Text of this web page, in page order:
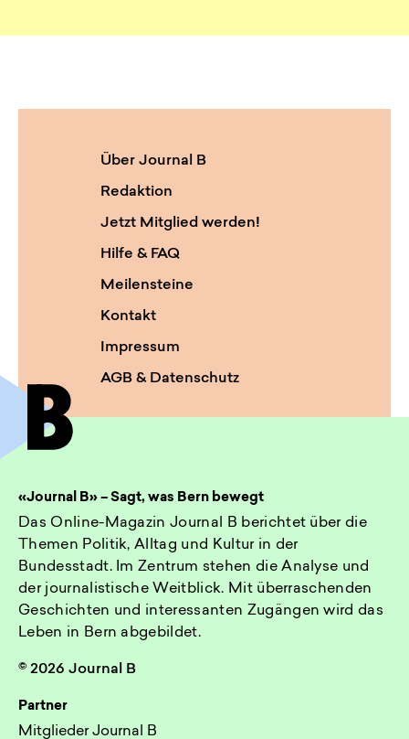
Über Journal B
Redaktion
Jetzt Mitglied werden!
Hilfe & FAQ
Meilensteine
Kontakt
Impressum
AGB & Datenschutz
«Journal B» – Sagt, was Bern bewegt
Das Online-Magazin Journal B berichtet über die
Themen Politik, Alltag und Kultur in der
Bundesstadt. Im Zentrum stehen die Analyse und
der journalistische Weitblick. Mit überraschenden
Geschichten und interessanten Zugängen wird das
Leben in Bern abgebildet.
© 2026 Journal B
Partner
Mitglieder Journal B